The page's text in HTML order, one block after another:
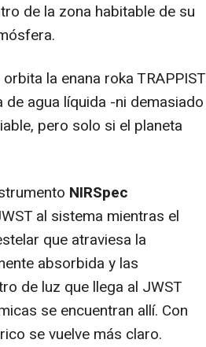
de la zona habitable de su
la enana roka TRAPPIST
agua líquida -ni demasiado
pero solo si el planeta
NIRSpec
al sistema mientras el
que atraviesa la
absorbida y las
de luz que llega al JWST
se encuentran allí. Con
se vuelve más claro.